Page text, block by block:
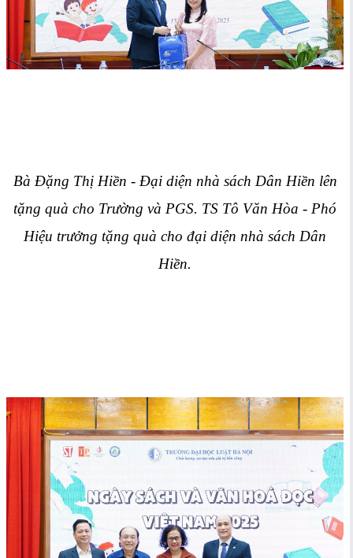
Bà Đặng Thị Hiền - Đại diện nhà sách Dân Hiền lên
tặng quà cho Trường và PGS. TS Tô Văn Hòa - Phó
Hiệu trưởng tặng quà cho đại diện nhà sách Dân
Hiền.